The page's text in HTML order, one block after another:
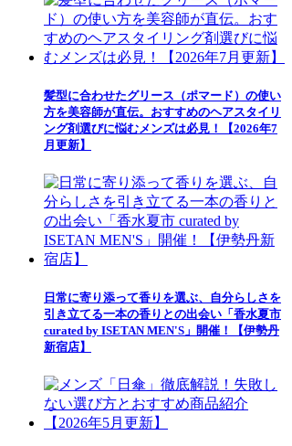
髪型に合わせたグリース（ポマード）の使い
方を美容師が直伝。おすすめのヘアスタイリ
ング剤選びに悩むメンズは必見！【2026年7
月更新】
日常に寄り添って香りを選ぶ、自分らしさを
引き立てる一本の香りとの出会い「香水夏市
curated by ISETAN MEN'S」開催！【伊勢丹
新宿店】